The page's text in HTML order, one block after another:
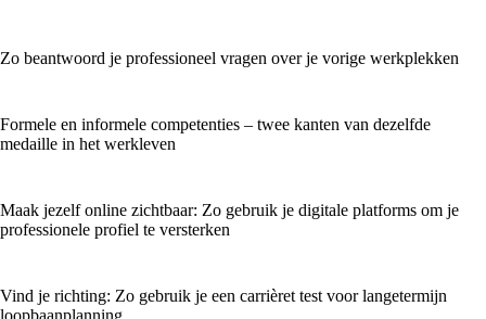
Zo beantwoord je professioneel vragen over je vorige werkplekken
Formele en informele competenties – twee kanten van dezelfde
medaille in het werkleven
Maak jezelf online zichtbaar: Zo gebruik je digitale platforms om je
professionele profiel te versterken
Vind je richting: Zo gebruik je een carrièret test voor langetermijn
loopbaanplanning